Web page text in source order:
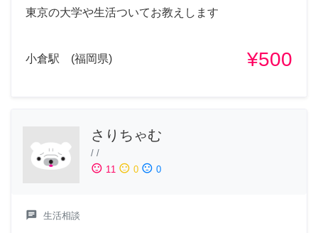
東京の大学や生活ついてお教えします
小倉駅 (福岡県) ¥500
さりちゃむ
/ /
sentiment_satisfied 11 sentiment_neutral 0 sentiment_dissatisfied 0
chat 生活相談